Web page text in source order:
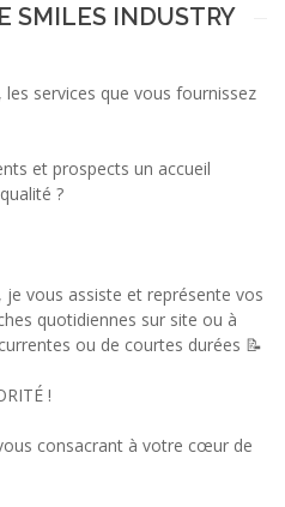
INDUSTRY
services que vous fournissez
et prospects un accueil
?
vous assiste et représente vos
quotidiennes sur site ou à
ou de courtes durées 📝
!
consacrant à votre cœur de